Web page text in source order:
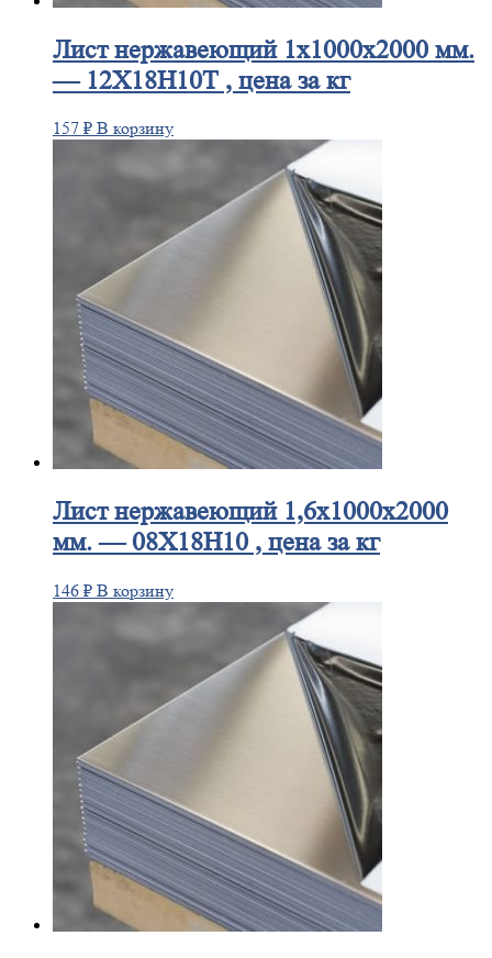
Листнержавеющий 1x1000x2000 мм.
— 12Х18Н10Т , цена за кг
157 ₽ В корзину
Листнержавеющий 1,6x1000x2000
мм. — 08Х18Н10 , цена за кг
146 ₽ В корзину